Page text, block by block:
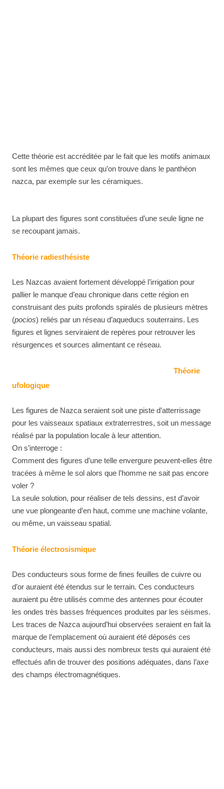
Cette théorie est accréditée par le fait que les motifs animaux
sont les mêmes que ceux qu’on trouve dans le panthéon
nazca, par exemple sur les céramiques.
La plupart des figures sont constituées d’une seule ligne ne
se recoupant jamais.
Théorie radiesthésiste
Les Nazcas avaient fortement développé l’irrigation pour
pallier le manque d’eau chronique dans cette région en
construisant des puits profonds spiralés de plusieurs mètres
(pocios) reliés par un réseau d’aqueducs souterrains. Les
figures et lignes serviraient de repères pour retrouver les
résurgences et sources alimentant ce réseau.
Théorie
ufologique
Les figures de Nazca seraient soit une piste d’atterrissage
pour les vaisseaux spatiaux extraterrestres, soit un message
réalisé par la population locale à leur attention.
On s’interroge :
Comment des figures d’une telle envergure peuvent-elles être
tracées à même le sol alors que l’homme ne sait pas encore
voler ?
La seule solution, pour réaliser de tels dessins, est d’avoir
une vue plongeante d’en haut, comme une machine volante,
ou même, un vaisseau spatial.
Théorie électrosismique
Des conducteurs sous forme de fines feuilles de cuivre ou
d’or auraient été étendus sur le terrain. Ces conducteurs
auraient pu être utilisés comme des antennes pour écouter
les ondes très basses fréquences produites par les séismes.
Les traces de Nazca aujourd’hui observées seraient en fait la
marque de l’emplacement où auraient été déposés ces
conducteurs, mais aussi des nombreux tests qui auraient été
effectués afin de trouver des positions adéquates, dans l’axe
des champs électromagnétiques.